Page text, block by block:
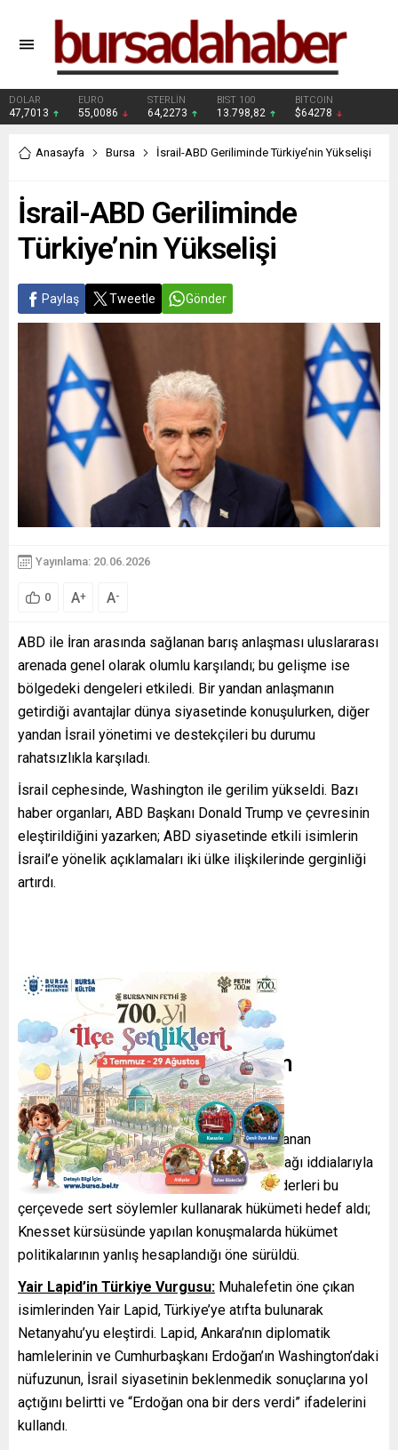
DOLAR
47,7013
EURO
55,0086
STERLİN
64,2273
BIST 100
13.798,82
BITCOIN
$64278
Anasayfa Bursa İsrail-ABD Geriliminde Türkiye’nin Yükselişi
İsrail-ABD Geriliminde
Türkiye’nin Yükselişi
Paylaş Tweetle Gönder
Yayınlama: 20.06.2026
0 A+ A-
ABD ile İran arasında sağlanan barış anlaşması uluslararası
arenada genel olarak olumlu karşılandı; bu gelişme ise
bölgedeki dengeleri etkiledi. Bir yandan anlaşmanın
getirdiği avantajlar dünya siyasetinde konuşulurken, diğer
yandan İsrail yönetimi ve destekçileri bu durumu
rahatsızlıkla karşıladı.
İsrail cephesinde, Washington ile gerilim yükseldi. Bazı
haber organları, ABD Başkanı Donald Trump ve çevresinin
eleştirildiğini yazarken; ABD siyasetinde etkili isimlerin
İsrail’e yönelik açıklamaları iki ülke ilişkilerinde gerginliği
artırdı.
Netanyahu ve Muhalefetin
Tepkileri
İsrail Başbakanı Binyamin Netanyahu, imzalanan
anlaşmanın İsrail aleyhine sonuçlar doğuracağı iddialarıyla
yoğun eleştirilere maruz kaldı. Muhalefet liderleri bu
çerçevede sert söylemler kullanarak hükümeti hedef aldı;
Knesset kürsüsünde yapılan konuşmalarda hükümet
politikalarının yanlış hesaplandığı öne sürüldü.
Yair Lapid’in Türkiye Vurgusu: Muhalefetin öne çıkan
isimlerinden Yair Lapid, Türkiye’ye atıfta bulunarak
Netanyahu’yu eleştirdi. Lapid, Ankara’nın diplomatik
hamlelerinin ve Cumhurbaşkanı Erdoğan’ın Washington’daki
nüfuzunun, İsrail siyasetinin beklenmedik sonuçlarına yol
açtığını belirtti ve “Erdoğan ona bir ders verdi” ifadelerini
kullandı.